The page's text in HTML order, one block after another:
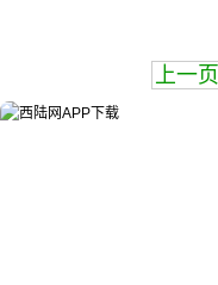
上一页